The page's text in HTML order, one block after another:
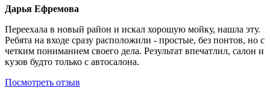
Дарья Ефремова
Переехала в новый район и искал хорошую мойку, нашла эту.
Ребята на входе сразу расположили - простые, без понтов, но с
четким пониманием своего дела. Результат впечатлил, салон и
кузов будто только с автосалона.
Посмотреть отзыв